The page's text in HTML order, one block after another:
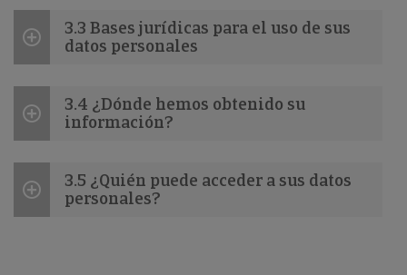
3.3 Bases jurídicas para el uso de sus
datos personales
3.4 ¿Dónde hemos obtenido su
información?
3.5 ¿Quién puede acceder a sus datos
personales?